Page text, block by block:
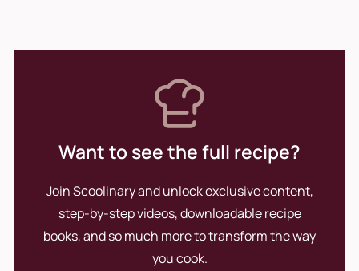
Want to see the full recipe?
Join Scoolinary and unlock exclusive content,
step-by-step videos, downloadable recipe
books, and so much more to transform the way
you cook.